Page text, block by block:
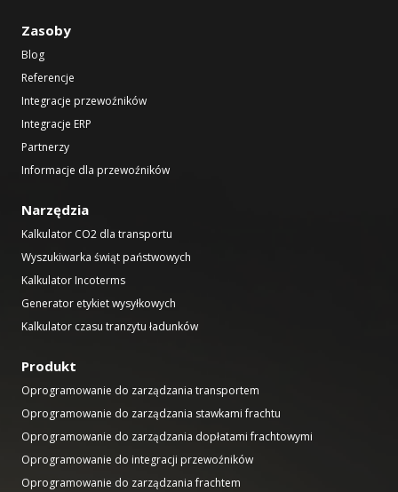
Zasoby
Blog
Referencje
Integracje przewoźników
Integracje ERP
Partnerzy
Informacje dla przewoźników
Narzędzia
Kalkulator CO2 dla transportu
Wyszukiwarka świąt państwowych
Kalkulator Incoterms
Generator etykiet wysyłkowych
Kalkulator czasu tranzytu ładunków
Produkt
Oprogramowanie do zarządzania transportem
Oprogramowanie do zarządzania stawkami frachtu
Oprogramowanie do zarządzania dopłatami frachtowymi
Oprogramowanie do integracji przewoźników
Oprogramowanie do zarządzania frachtem